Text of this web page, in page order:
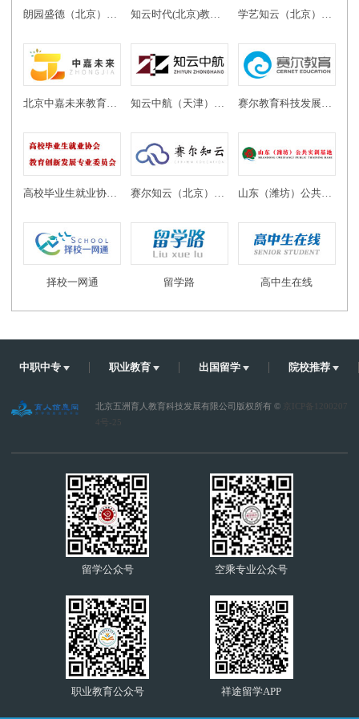
北京中嘉未来教育科技有限公司 知云中航（天津）教育科技有限公司 赛尔教育科技发展有限公司
山东（潍坊）公共实训基地
择校一网通 留学路 高中生在线
中职中专 职业教育 出国留学 院校推荐
北京五洲育人教育科技发展有限公司版权所有 ©
京ICP备1200207
4号-25
空乘专业公众号
留学公众号
祥途留学APP
职业教育公众号